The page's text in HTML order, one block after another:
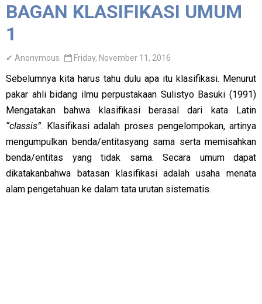
BAGAN KLASIFIKASI UMUM
1
✔ Anonymous Friday, November 11, 2016
Sebelumnya kita harus tahu dulu apa itu klasifikasi. Menurut
pakar ahli bidang ilmu perpustakaan Sulistyo Basuki (1991)
Mengatakan bahwa klasifikasi berasal dari kata Latin
“classis”. Klasifikasi adalah proses pengelompokan, artinya
mengumpulkan benda/entitasyang sama serta memisahkan
benda/entitas yang tidak sama. Secara umum dapat
dikatakanbahwa batasan klasifikasi adalah usaha menata
alam pengetahuan ke dalam tata urutan sistematis.